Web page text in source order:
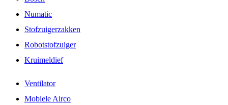
Numatic
Stofzuigerzakken
Robotstofzuiger
Kruimeldief
Ventilator
Mobiele Airco